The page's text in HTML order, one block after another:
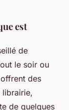
est
de
le soir ou
des
librairie,
de quelques